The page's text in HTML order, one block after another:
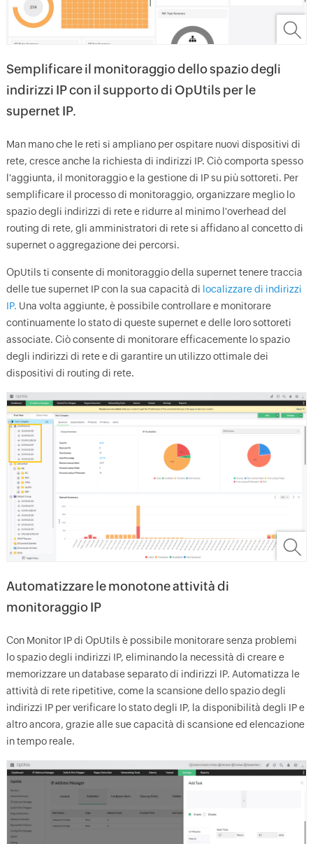
Semplificare il monitoraggio dello spazio degli
indirizzi IP con il supporto di OpUtils per le
supernet IP.
Man mano che le reti si ampliano per ospitare nuovi dispositivi di
rete, cresce anche la richiesta di indirizzi IP. Ciò comporta spesso
l'aggiunta, il monitoraggio e la gestione di IP su più sottoreti. Per
semplificare il processo di monitoraggio, organizzare meglio lo
spazio degli indirizzi di rete e ridurre al minimo l'overhead del
routing di rete, gli amministratori di rete si affidano al concetto di
supernet o aggregazione dei percorsi.
OpUtils ti consente di monitoraggio della supernet tenere traccia
delle tue supernet IP con la sua capacità di localizzare di indirizzi
IP. Una volta aggiunte, è possibile controllare e monitorare
continuamente lo stato di queste supernet e delle loro sottoreti
associate. Ciò consente di monitorare efficacemente lo spazio
degli indirizzi di rete e di garantire un utilizzo ottimale dei
dispositivi di routing di rete.
Automatizzare le monotone attività di
monitoraggio IP
Con Monitor IP di OpUtils è possibile monitorare senza problemi
lo spazio degli indirizzi IP, eliminando la necessità di creare e
memorizzare un database separato di indirizzi IP. Automatizza le
attività di rete ripetitive, come la scansione dello spazio degli
indirizzi IP per verificare lo stato degli IP, la disponibilità degli IP e
altro ancora, grazie alle sue capacità di scansione ed elencazione
in tempo reale.